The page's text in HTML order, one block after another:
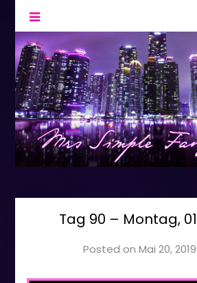
Mrs Simple
Fanfiction & Geschichten
Tag 90 – Montag,
Posted on Mai 20, 2019